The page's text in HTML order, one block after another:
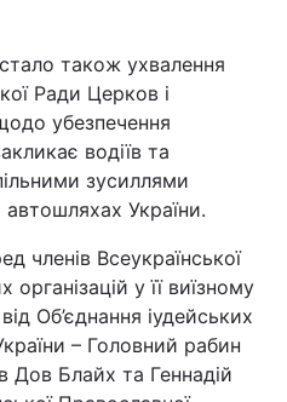
також ухвалення
Ради Церков і
убезпечення
водіїв та
зусиллями
України.
членів Всеукраїнської
організацій у її виїзному
Об’єднання іудейських
– Головний рабин
Дов Блайх та Геннадій